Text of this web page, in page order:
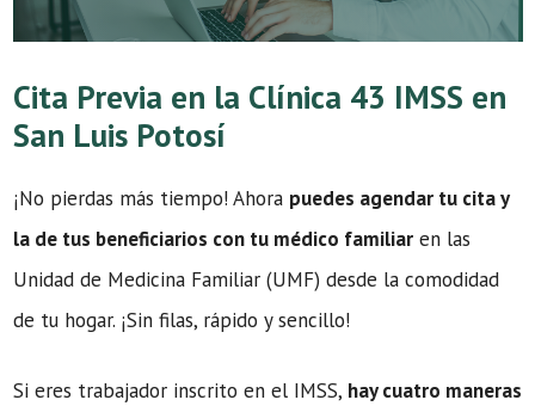
Cita Previa en la Clínica 43 IMSS en
San Luis Potosí
¡No pierdas más tiempo! Ahora puedes agendar tu cita y
la de tus beneficiarios con tu médico familiar en las
Unidad de Medicina Familiar (UMF) desde la comodidad
de tu hogar. ¡Sin filas, rápido y sencillo!
Si eres trabajador inscrito en el IMSS, hay cuatro maneras